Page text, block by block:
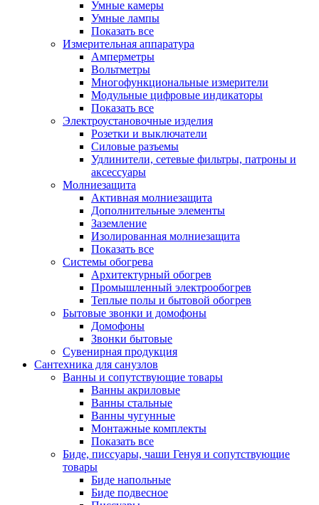
Умные камеры
Умные лампы
Показать все
Измерительная аппаратура
Амперметры
Вольтметры
Многофункциональные измерители
Модульные цифровые индикаторы
Показать все
Электроустановочные изделия
Розетки и выключатели
Силовые разъемы
Удлинители, сетевые фильтры, патроны и
аксессуары
Молниезащита
Активная молниезащита
Дополнительные элементы
Заземление
Изолированная молниезащита
Показать все
Системы обогрева
Архитектурный обогрев
Промышленный электрообогрев
Теплые полы и бытовой обогрев
Бытовые звонки и домофоны
Домофоны
Звонки бытовые
Сувенирная продукция
Сантехника для санузлов
Ванны и сопутствующие товары
Ванны акриловые
Ванны стальные
Ванны чугунные
Монтажные комплекты
Показать все
Биде, писсуары, чаши Генуя и сопутствующие
товары
Биде напольные
Биде подвесное